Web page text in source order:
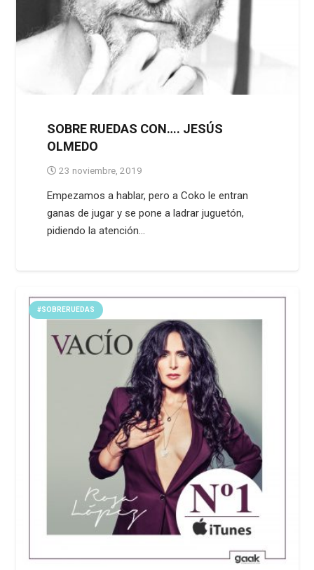
SOBRE RUEDAS CON…. JESÚS
OLMEDO
23 noviembre, 2019
Empezamos a hablar, pero a Coko le entran
ganas de jugar y se pone a ladrar juguetón,
pidiendo la atención…
#SOBRERUEDAS